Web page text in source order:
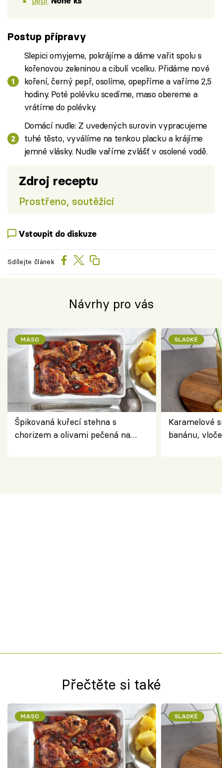
Postup přípravy
Slepici omyjeme, pokrájíme a dáme vařit spolu s
kořenovou zeleninou a cibulí vcelku. Přidáme nové
koření, černý pepř, osolíme, opepříme a vaříme 2,5
hodiny. Poté polévku scedíme, maso obereme a
vrátíme do polévky.
Domácí nudle: Z uvedených surovin vypracujeme
tuhé těsto, vyválíme na tenkou placku a krájíme
jemné vlásky. Nudle vaříme zvlášť v osolené vodě.
Zdroj receptu
Prostřeno, soutěžící
Vstoupit do diskuze
Sdílejte článek
Návrhy pro vás
MASO
Špikovaná kuřecí stehna s
chorizem a olivami pečená na
SLADKÉ
Karamelové
banánu,
Přečtěte si také
MASO SLADKÉ